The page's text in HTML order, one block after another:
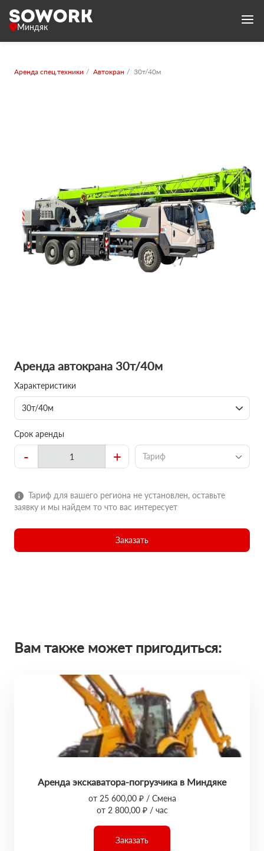
Миндяк
Аренда спец.техники Автокран 30т/40м
Аренда автокрана 30т/40м
Характеристики
30т/40м
Срок аренды
- + Тариф
Тариф для вашего региона не установлен, оставьте
заявку и мы найдем то что вас интересует
Заказать
Вам также может пригодиться:
Аренда экскаватора-погрузчика в Миндяке
от 25 600,00 ₽ / Смена
от 2 800,00 ₽ / час
Заказать